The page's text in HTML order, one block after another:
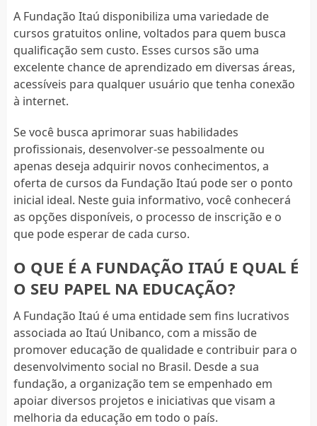
A Fundação Itaú disponibiliza uma variedade de
cursos gratuitos online, voltados para quem busca
qualificação sem custo. Esses cursos são uma
excelente chance de aprendizado em diversas áreas,
acessíveis para qualquer usuário que tenha conexão
à internet.
Se você busca aprimorar suas habilidades
profissionais, desenvolver-se pessoalmente ou
apenas deseja adquirir novos conhecimentos, a
oferta de cursos da Fundação Itaú pode ser o ponto
inicial ideal. Neste guia informativo, você conhecerá
as opções disponíveis, o processo de inscrição e o
que pode esperar de cada curso.
O QUE É A FUNDAÇÃO ITAÚ E QUAL É
O SEU PAPEL NA EDUCAÇÃO?
A Fundação Itaú é uma entidade sem fins lucrativos
associada ao Itaú Unibanco, com a missão de
promover educação de qualidade e contribuir para o
desenvolvimento social no Brasil. Desde a sua
fundação, a organização tem se empenhado em
apoiar diversos projetos e iniciativas que visam a
melhoria da educação em todo o país.